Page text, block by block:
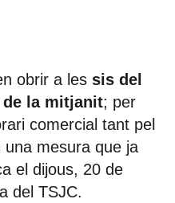
obrir a les sis del
de la mitjanit; per
comercial tant pel
mesura que ja
el dijous, 20 de
del TSJC.